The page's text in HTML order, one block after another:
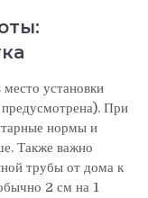
установки
При
нормы и
Также важно
трубы от дома к
2 см на 1